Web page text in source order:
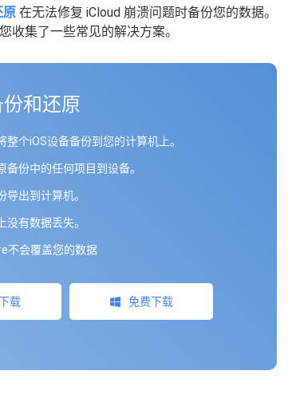
原 在无法修复 iCloud 崩溃问题时备份您的数据。
收集了一些常见的解决方案。
和还原
整个iOS设备备份到您的计算机上。
备份中的任何项目到设备。
导出到计算机。
没有数据丢失。
不会覆盖您的数据
载 免费下载